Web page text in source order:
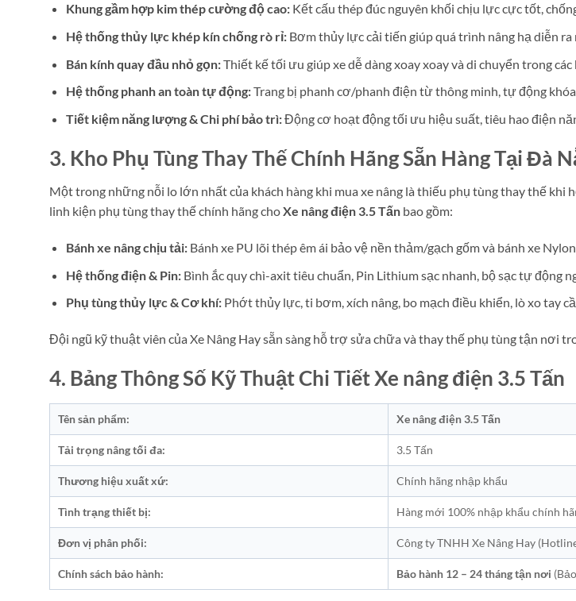
Khung gầm hợp kim thép cường độ cao:Kết cấu thép đúc nguyên khối chịu lực cực tốt,
Hệ thống thủy lực khép kín chống rò rỉ:Bơm thủy lực cải tiến giúp quá trình nâng hạ diễn
Bán kính quay đầu nhỏ gọn:Thiết kế tối ưu giúp xe dễ dàng xoay xoay và di chuyển trong các
Hệ thống phanh an toàn tự động:Trang bị phanh cơ/phanh điện từ thông minh, tự động
Tiết kiệm năng lượng & Chi phí bảo trì:Động cơ hoạt động tối ưu hiệu suất, tiêu hao điện
3. Kho Phụ Tùng Thay Thế Chính Hãng Sẵn Hàng Tại Đà
Một trong những nỗi lo lớn nhất của khách hàng khi mua xe nâng là thiếu phụ tùng thay thế khi
linh kiện phụ tùng thay thế chính hãng choXe nâng điện 3.5 Tấn bao gồm:
Bánh xe nâng chịu tải:Bánh xe PU lõi thép êm ái bảo vệ nền thảm/gạch gốm và bánh xe
Hệ thống điện & Pin:Bình ắc quy chì-axit tiêu chuẩn, Pin Lithium sạc nhanh, bộ sạc tự động
Phụ tùng thủy lực & Cơ khí:Phớt thủy lực, ti bơm, xích nâng, bo mạch điều khiển, lò xo tay
Đội ngũ kỹ thuật viên của Xe Nâng Hay sẵn sàng hỗ trợ sửa chữa và thay thế phụ tùng tận nơi
4. Bảng Thông Số Kỹ Thuật Chi Tiết Xe nâng điện 3.5 Tấn
Tên sản phẩm: Xe nâng điện 3.5 Tấn
Tải trọng nâng tối đa: 3.5 Tấn
Thương hiệu xuất xứ: Chính hãng nhập khẩu
Tình trạng thiết bị: Hàng mới 100% nhập khẩu chính
Đơn vị phân phối: Công ty TNHH Xe Nâng Hay
Chính sách bảo hành: Bảo hành 12 – 24 tháng tận nơi